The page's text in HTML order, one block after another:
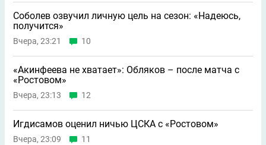
Соболев озвучил личную цель на сезон: «Надеюсь,
получится»
Вчера, 23:21 10
«Акинфеева не хватает»: Обляков – после матча с
«Ростовом»
Вчера, 23:13 12
Игдисамов оценил ничью ЦСКА с «Ростовом»
Вчера, 23:09 11